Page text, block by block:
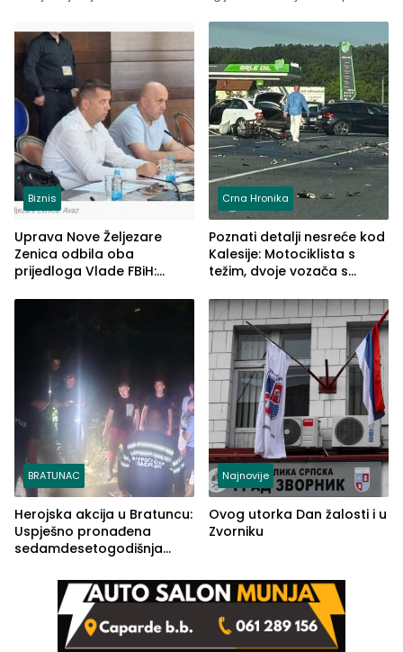
Biznis
Uprava Nove Željezare
Zenica odbila oba
prijedloga Vlade FBiH:
rješenje
Crna Hronika
Poznati detalji nesreće kod
Kalesije: Motociklista s
težim, dvoje vozača s
BRATUNAC
Herojska akcija u Bratuncu:
Uspješno pronađena
sedamdesetogodišnja
Kravice.
Najnovije
Ovog utorka Dan žalosti i u
Zvorniku